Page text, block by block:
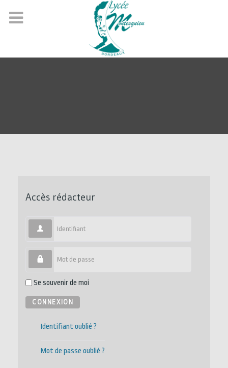
Accès rédacteur
Identifiant
Mot de passe
Se souvenir de moi
CONNEXION
Identifiant oublié ?
Mot de passe oublié ?